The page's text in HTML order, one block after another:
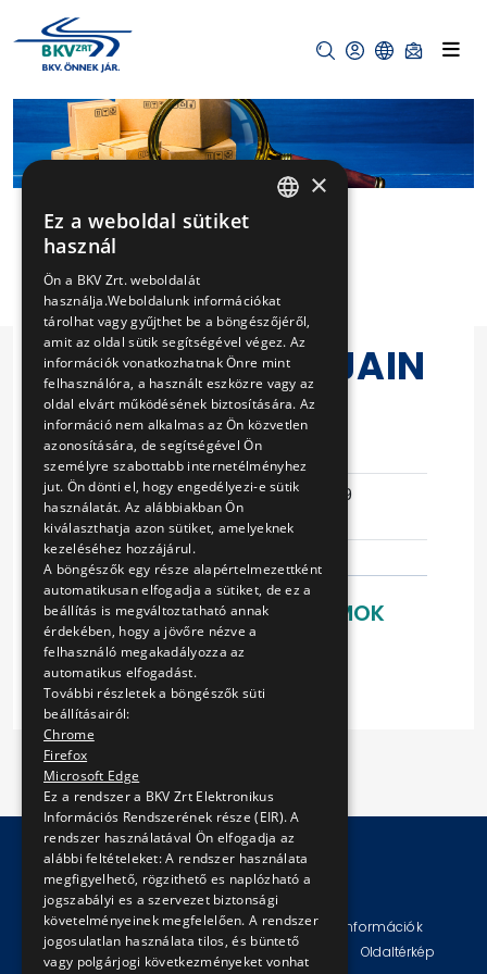
GUMIKEREKES
JÁRMŰVEK
INDÍTÓMOTORJAIN
AK FELÚJÍTÁSA
Eljárás száma
V-22/16
Ajánlattételi
határidő
2016-05-09
08:35:35
LETÖLTHETŐ DOKUMENTUMOK
Ajánlati felhívás
© Copyright 2026 BKV Zrt.
Impresszum Jogi nyilatkozat
Technikai információk
Adatvédelmi politika és tájékoztatások
Oldaltérkép
×
Ez a weboldal sütiket
használ
Ön a BKV Zrt. weboldalát
használja.Weboldalunk információkat
tárolhat vagy gyűjthet be a böngészőjéről,
amit az oldal sütik segítségével végez. Az
információk vonatkozhatnak Önre mint
felhasználóra, a használt eszközre vagy az
oldal elvárt működésének biztosítására. Az
információ nem alkalmas az Ön közvetlen
azonosítására, de segítségével Ön
személyre szabottabb internetélményhez
jut. Ön dönti el, hogy engedélyezi-e sütik
használatát. Az alábbiakban Ön
kiválaszthatja azon sütiket, amelyeknek
kezeléséhez hozzájárul.
A böngészők egy része alapértelmezettként
automatikusan elfogadja a sütiket, de ez a
beállítás is megváltoztatható annak
érdekében, hogy a jövőre nézve a
felhasználó megakadályozza az
automatikus elfogadást.
További részletek a böngészők süti
beállításairól:
Chrome
Firefox
Microsoft Edge
Ez a rendszer a BKV Zrt Elektronikus
Információs Rendszerének része (EIR). A
rendszer használatával Ön elfogadja az
alábbi feltételeket: A rendszer használata
megfigyelhető, rögzithető es naplózható a
jogszabályi es a szervezet biztonsági
követelményeinek megfelelően. A rendszer
jogosulatlan használata tilos, és büntető
vagy polgárjogi következményeket vonhat